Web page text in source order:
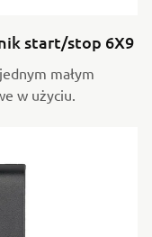
start/stop 6X9
małym
w użyciu.